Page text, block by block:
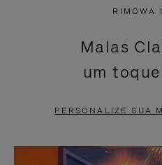
PAUSADO,
PRESSIONE
PARA
LO
SOM.
POR
FAVOR,
PARA
RIMOWA
Malas
um
PERSONALIZE SUA